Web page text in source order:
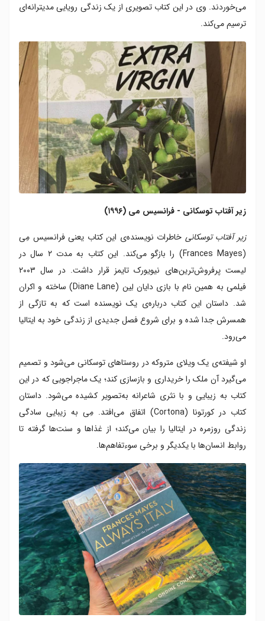
می‌خوردند. وی در این کتاب تصویری از یک زندگی رویایی مدیترانه‌ای
ترسیم می‌کند.
زیر آفتاب توسکانی - فرانسیس می (۱۹۹۶)
زیر آفتاب توسکانی خاطرات نویسنده‌ی این کتاب یعنی فرانسیس مِی
(Frances Mayes) را بازگو می‌کند. این کتاب به مدت ۲ سال در
لیست پرفروش‌ترین‌های نیویورک تایمز قرار داشت. در سال ۲۰۰۳
فیلمی به همین نام با بازی دایان لِین (Diane Lane) ساخته و اکران
شد. داستان این کتاب درباره‌ی یک نویسنده است که به تازگی از
همسرش جدا شده و برای شروع فصل جدیدی از زندگی خود به ایتالیا
می‌رود.
او شیفته‌ی یک ویلای متروکه در روستاهای توسکانی می‌شود و تصمیم
می‌گیرد آن ملک را خریداری و بازسازی کند؛ یک ماجراجویی که در این
کتاب به زیبایی و با نثری شاعرانه به‌تصویر کشیده می‌شود. داستان
کتاب در کورتونا (Cortona) اتفاق می‌افتد. مِی به زیبایی سادگی
زندگی روزمره در ایتالیا را بیان می‌کند؛ از غذاها و سنت‌ها گرفته تا
روابط انسان‌ها با یکدیگر و برخی سوءتفاهم‌ها.